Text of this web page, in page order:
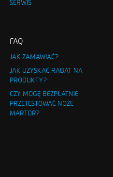
SERWIS
FAQ
JAK ZAMAWIAĆ?
JAK UZYSKAĆ RABAT NA
PRODUKTY?
CZY MOGĘ BEZPŁATNIE
PRZETESTOWAĆ NOŻE
MARTOR?